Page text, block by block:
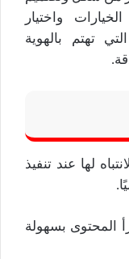
واختيار
تهتم بالهوية
لها عند تنفيذ
المحتوى بسهولة